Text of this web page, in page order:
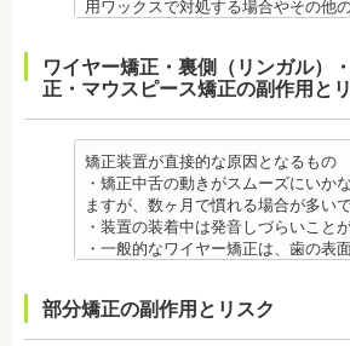
用ワックスで対処する場合やその他
が、数ヶ月で慣れることが多いです
・装置の装着中は発音しづらいことが
・矯正装置を装着した直後や、ワイ
直後に痛みを感じることがあります
まる場合が多いです。また、冷たい
きにしみる「知覚過敏」があらわれ
すが、基本的には数日で改善されま
場合は、歯科医師に相談しましょう
金属アレルギー
は、皮膚科で行われているパッチテ
ワイヤー矯正・裏側（リンガル）
正・マウスピース矯正の副作用と
矯正装置が直接的な原因となるもの
・矯正中舌の動きがスムーズにいか
ますが、数ヶ月で慣れる場合が多いで
・装置の装着中は発音しづらいこと
・一般的なワイヤー矯正は、歯の表
・矯正治療中に装置が当たることで
ついたり、口内炎になったり、歯の
部分矯正の副作用とリスク